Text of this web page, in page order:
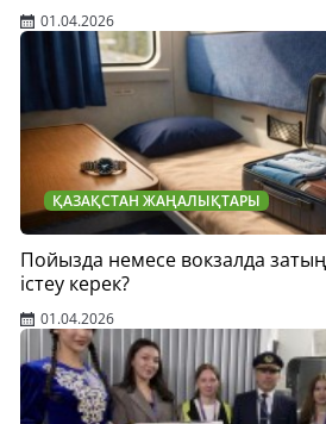
01.04.2026
ҚАЗАҚСТАН ЖАҢАЛЫҚТАРЫ
Пойызда немесе вокзалда
істеу керек?
01.04.2026